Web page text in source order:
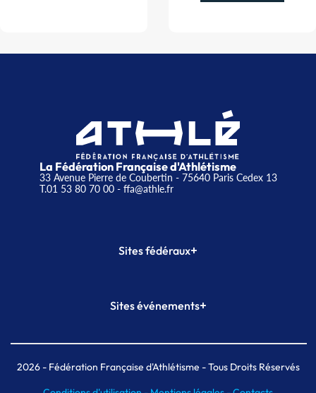
La Fédération Française d'Athlétisme
33 Avenue Pierre de Coubertin - 75640 Paris Cedex 13
T.01 53 80 70 00- ffa@athle.fr
Sites fédéraux+
Plateforme Formation
Sites événements+
Meeting de Paris indoor
MAIF Ekiden de Paris
2026- Fédération Française d'Athlétisme - Tous Droits Réservés